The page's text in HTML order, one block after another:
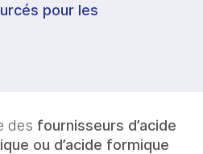
pour les
des fournisseurs d’acide
ou d’acide formique